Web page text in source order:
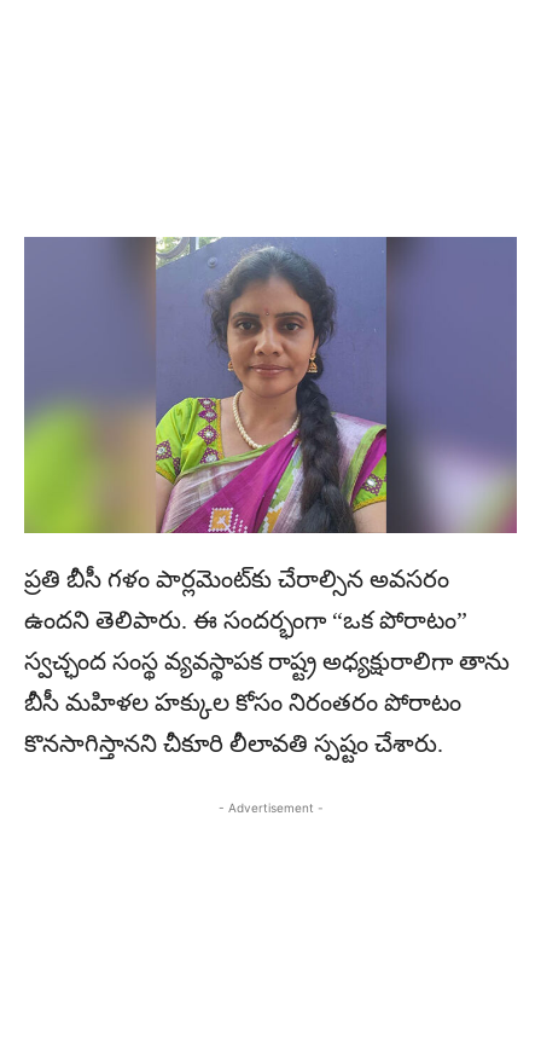
ప్రతి బీసీ గళం పార్లమెంట్‌కు చేరాల్సిన అవసరం
ఉందని తెలిపారు. ఈ సందర్భంగా “ఒక పోరాటం”
స్వచ్ఛంద సంస్థ వ్యవస్థాపక రాష్ట్ర అధ్యక్షురాలిగా తాను
బీసీ మహిళల హక్కుల కోసం నిరంతరం పోరాటం
కొనసాగిస్తానని చీకూరి లీలావతి స్పష్టం చేశారు.
- Advertisement -